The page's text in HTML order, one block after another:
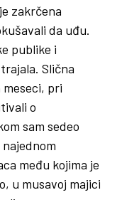
zakrčena
da uđu.
publike i
Slična
pri
o
sam sedeo
među kojima je
u musavoj majici